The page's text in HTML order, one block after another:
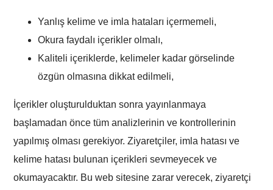
Yanlış kelime ve imla hataları içermemeli,
Okura faydalı içerikler olmalı,
Kaliteli içeriklerde, kelimeler kadar görselinde
özgün olmasına dikkat edilmeli,
İçerikler oluşturulduktan sonra yayınlanmaya
başlamadan önce tüm analizlerinin ve kontrollerinin
yapılmış olması gerekiyor. Ziyaretçiler, imla hatası ve
kelime hatası bulunan içerikleri sevmeyecek ve
okumayacaktır. Bu web sitesine zarar verecek, ziyaretçi